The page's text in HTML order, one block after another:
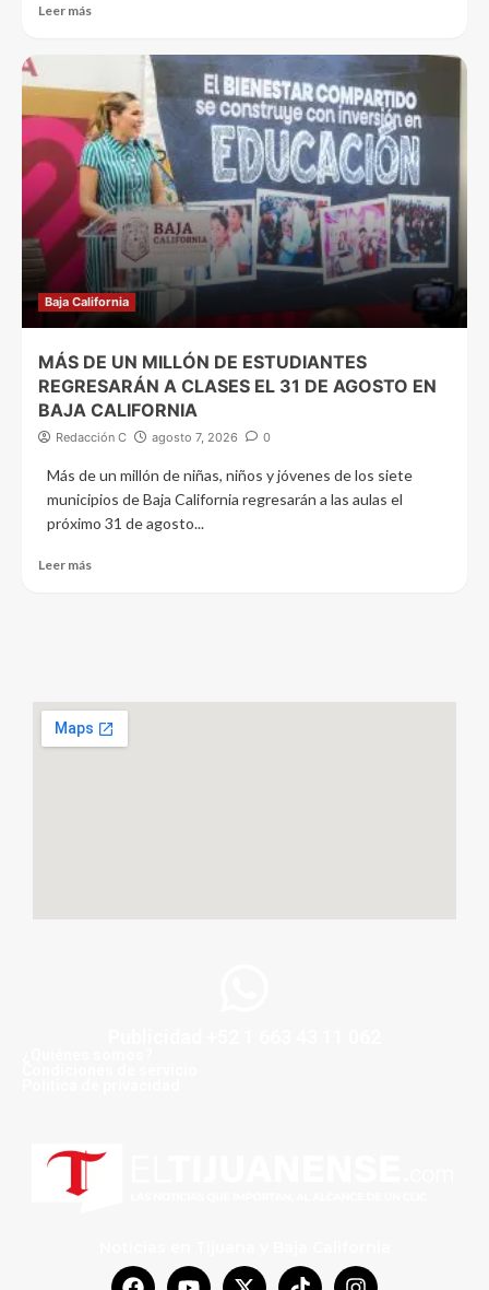
Leer más
Baja California
MÁS DE UN MILLÓN DE ESTUDIANTES
REGRESARÁN A CLASES EL 31 DE AGOSTO EN
BAJA CALIFORNIA
Redacción C agosto 7, 2026 0
Más de un millón de niñas, niños y jóvenes de los siete
municipios de Baja California regresarán a las aulas el
próximo 31 de agosto...
Leer más